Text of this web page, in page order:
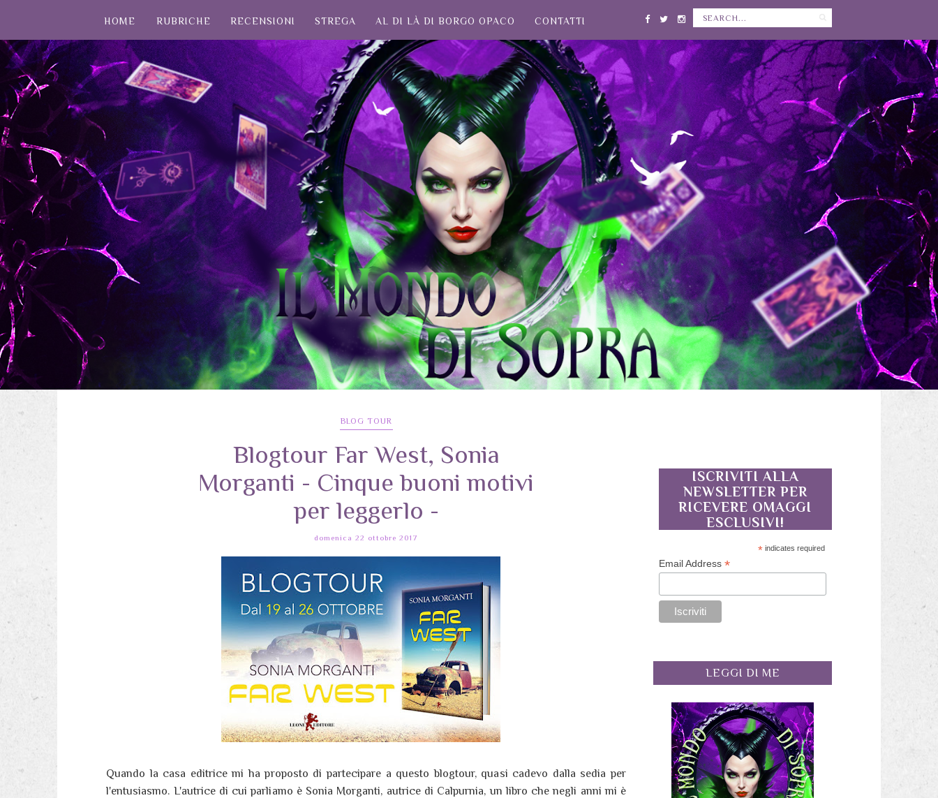
HOME RUBRICHE RECENSIONI STREGA AL DI LÀ DI BORGO OPACO CONTATTI
BLOG TOUR
Blogtour Far West, Sonia
Morganti - Cinque buoni motivi
per leggerlo -
domenica 22 ottobre 2017
Quando la casa editrice mi ha proposto di partecipare a questo blogtour, quasi cadevo dalla sedia per
l'entusiasmo. L'autrice di cui parliamo è Sonia Morganti, autrice di Calpurnia, un libro che negli anni mi è
ISCRIVITI ALLA
NEWSLETTER PER
RICEVERE OMAGGI
ESCLUSIVI!
* indicates required
Email Address *
LEGGI DI ME